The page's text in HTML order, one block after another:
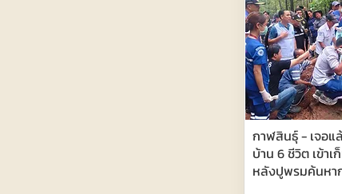
กาฬสินธุ์ - เจอแ
บ้าน 6 ชีวิต เข้า
หลังปูพรมค้นหา